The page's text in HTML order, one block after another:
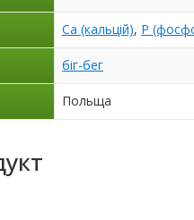
Ca (кальцій), P
біг-бег
Польща